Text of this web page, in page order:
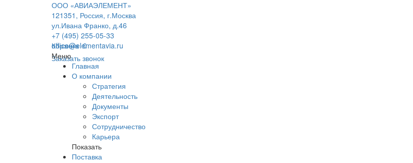
ООО «АВИАЭЛЕМЕНТ»
121351, Россия, г.Москва
ул.Ивана Франко, д.46
+7 (495) 255-05-33
office@elementavia.ru
Заказать звонок
Корзина0
Меню
Главная
О компании
Стратегия
Деятельность
Документы
Экспорт
Сотрудничество
Карьера
Показать
Поставка